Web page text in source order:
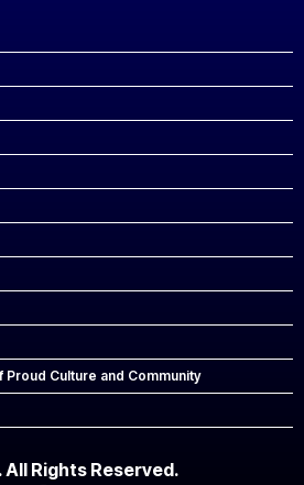
Proud Culture and Community
Rights Reserved.